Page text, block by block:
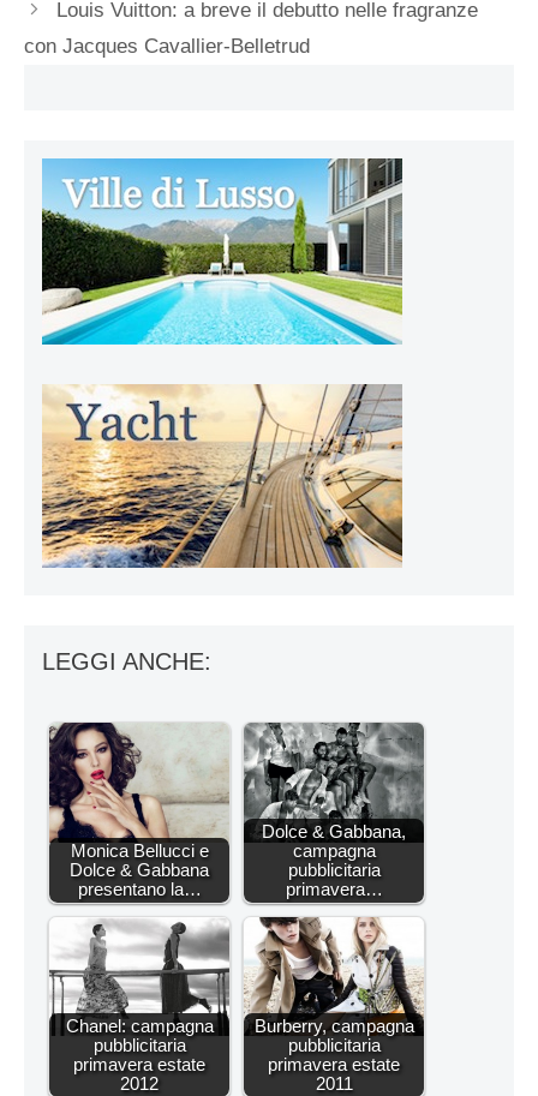
Louis Vuitton: a breve il debutto nelle fragranze
con Jacques Cavallier-Belletrud
LEGGI ANCHE:
Monica Bellucci e
Dolce & Gabbana
presentano la…
Dolce & Gabbana,
campagna
pubblicitaria
primavera…
Chanel: campagna
pubblicitaria
primavera estate
2012
Burberry, campagna
pubblicitaria
primavera estate
2011